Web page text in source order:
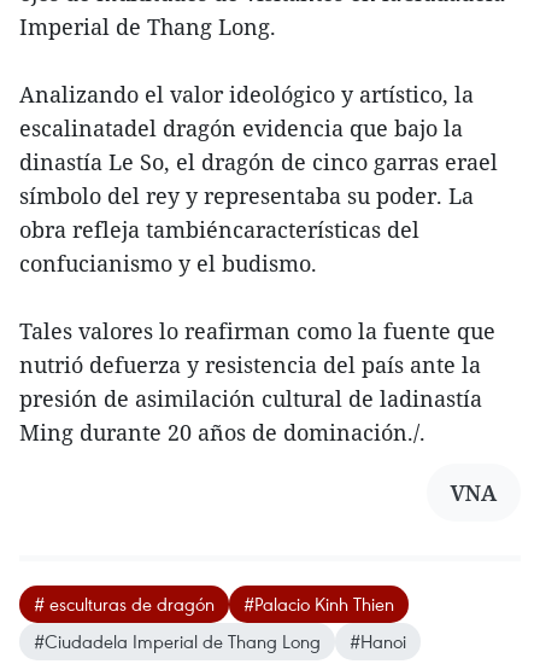
Imperial de Thang Long.
Analizando el valor ideológico y artístico, la
escalinatadel dragón evidencia que bajo la
dinastía Le So, el dragón de cinco garras erael
símbolo del rey y representaba su poder. La
obra refleja tambiéncaracterísticas del
confucianismo y el budismo.
Tales valores lo reafirman como la fuente que
nutrió defuerza y resistencia del país ante la
presión de asimilación cultural de ladinastía
Ming durante 20 años de dominación./.
VNA
# esculturas de dragón
#Palacio Kinh Thien
#Ciudadela Imperial de Thang Long
#Hanoi